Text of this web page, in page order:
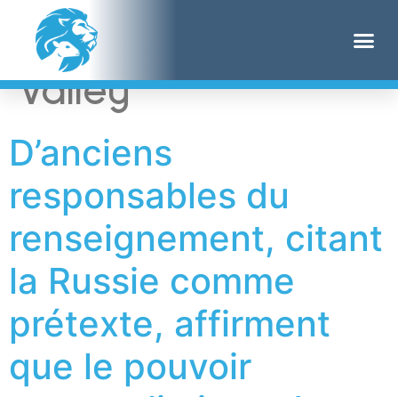
Étiquette :
Valley
D’anciens
responsables du
renseignement, citant
la Russie comme
prétexte, affirment
que le pouvoir